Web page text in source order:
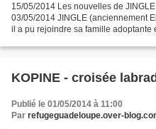
15/05/2014 Les nouvelles de
03/05/2014 JINGLE (anciennement
il a pu rejoindre sa famille adoptante
KOPINE - croisée
Publié le 01/05/2014 à 11:00
Par refugeguadeloupe.over-